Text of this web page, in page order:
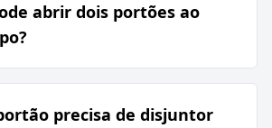
abrir dois portões ao
precisa de disjuntor